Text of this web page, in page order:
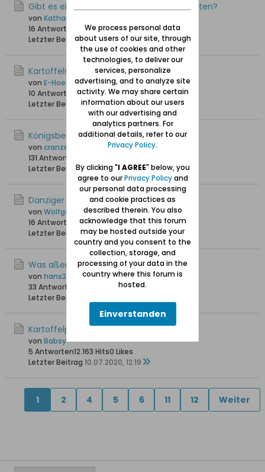
Gibt es ein Kochbuch mit Danziger Rezepten?
von Katharina
16 Antworten
38.390 Hits0 Likes
Letzter Beitrag30.06.2022, 12:20
Kartoffelsalat
von E-Hoefler
10 Antworten 14.132 Hits0 Likes
Letzter Beitrag22.01.2022, 23:53
Königsberger Marzipan
von cranzer
131 Antworten
Letzter Beitrag 20.11.2021, 18:14
Danziger Kartoffelsalat
von Wolfgang
16 Antworten
27.460 Hits0 Likes
Letzter Beitrag26.02.2021, 17:24
Was aßen Mennoniten?
von hans258
33 Antworten
0 Likes
Letzter Beitrag
Kartoffelpüree mit Buttermilch.
von Babsy
5 Antworten12.163 Hits0 Likes
Letzter Beitrag 10.07.2020, 12:19
1 2 4 5 6 11 12 Weiter
We process personal data
about users of our site, through
the use of cookies and other
technologies, to deliver our
services, personalize
advertising, and to analyze site
activity. We may share certain
information about our users
with our advertising and
analytics partners. For
additional details, refer to our
Privacy Policy.
By clicking "I AGREE" below, you
agree to ourPrivacy Policyand
our personal data processing
and cookie practices as
described therein. You also
acknowledge that this forum
may be hosted outside your
country and you consent to the
collection, storage, and
processing of your data in the
country where this forum is
hosted.
Einverstanden